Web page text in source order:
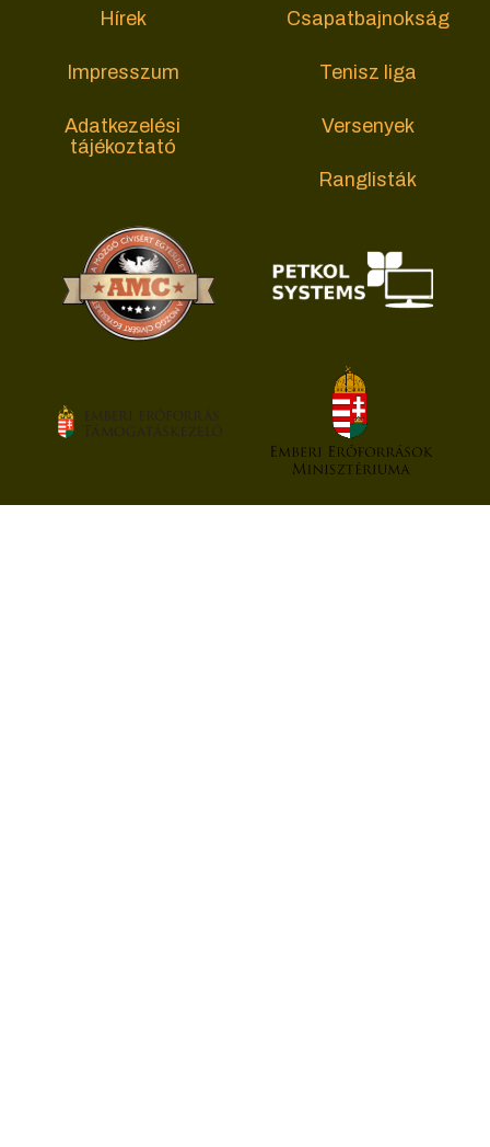
Hírek
Impresszum
Adatkezelési
tájékoztató
Csapatbajnokság
Tenisz liga
Versenyek
Ranglisták